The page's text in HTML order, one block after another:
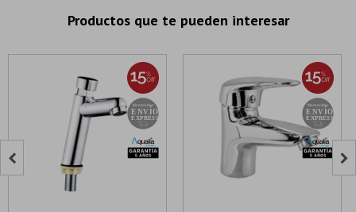
Productos que te pueden interesar
 